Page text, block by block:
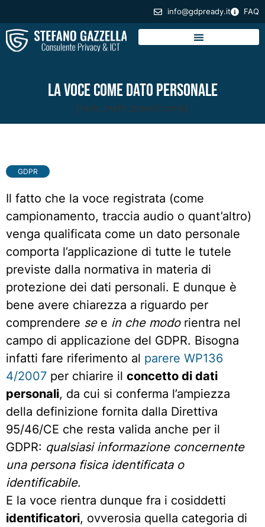
info@gdpready.it FAQ
La voce come dato personale
[rank_math_breadcrumb]
GDPR
Il fatto che la voce registrata (come
campionamento, traccia audio o quant’altro)
venga qualificata come un dato personale
comporta l’applicazione di tutte le tutele
previste dalla normativa in materia di
protezione dei dati personali. E dunque è
bene avere chiarezza a riguardo per
comprendere see in che modorientra nel
campo di applicazione del GDPR. Bisogna
infatti fare riferimento al parere WP136
4/2007 per chiarire il concetto di dati
personali, da cui si conferma l’ampiezza
della definizione fornita dalla Direttiva
95/46/CE che resta valida anche per il
GDPR: qualsiasi informazione concernente
una persona fisica identificata o
identificabile.
E la voce rientra dunque fra i cosiddetti
identificatori, ovverosia quella categoria di